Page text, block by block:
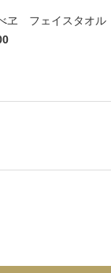
ヱ フェイスタオル